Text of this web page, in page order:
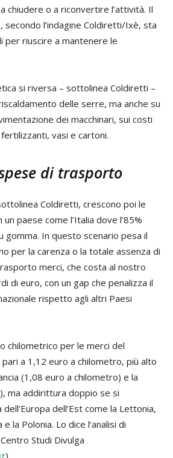
chiudere o a riconvertire l’attività. Il
secondo l’indagine Coldiretti/Ixè, sta
per riuscire a mantenere le
si riversa – sottolinea Coldiretti –
delle serre, ma anche su
dei macchinari, sui costi
vasi e cartoni.
di trasporto
Coldiretti, crescono poi le
paese come l’Italia dove l’85%
gomma. In questo scenario pesa il
per la carenza o la totale assenza di
merci, che costa al nostro
di euro, con un gap che penalizza il
rispetto agli altri Paesi
chilometrico per le merci del
a 1,12 euro a chilometro, più alto
(1,08 euro a chilometro) e la
ma addirittura doppio se si
dell’Est come la Lettonia,
la Polonia. Lo dice l’analisi di
Studi Divulga
).